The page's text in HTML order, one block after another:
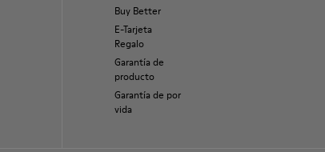
Buy Better
E-Tarjeta
Regalo
Garantía de
producto
Garantía de por
vida